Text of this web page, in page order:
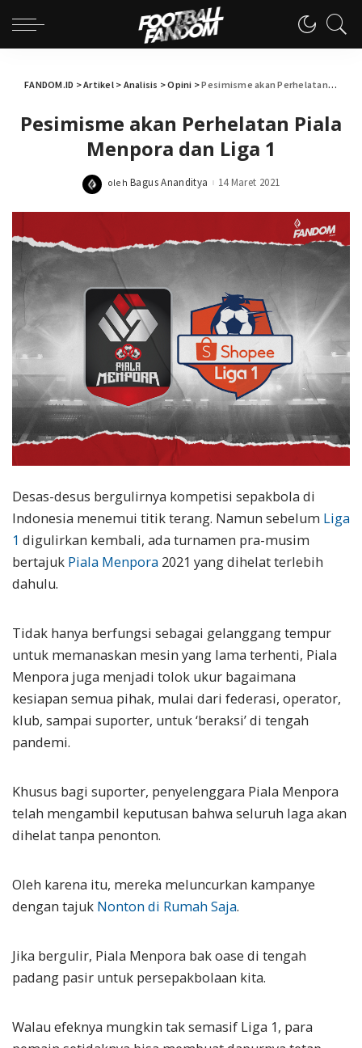
FANDOM.ID >Artikel> Analisis >Opini >Pesimisme akan Perhelatan Piala Menpora dan Liga 1
Pesimisme akan Perhelatan Piala
Menpora dan Liga 1
Posted
oleh Bagus Ananditya 14 Maret 2021
Desas-desus bergulirnya kompetisi sepakbola di
Indonesia menemui titik terang. Namun sebelum Liga
1 digulirkan kembali, ada turnamen pra-musim
bertajuk Piala Menpora 2021 yang dihelat terlebih
dahulu.
Tidak hanya berfungsi sebagai gelanggang tempur
untuk memanaskan mesin yang lama terhenti, Piala
Menpora juga menjadi tolok ukur bagaimana
kesiapan semua pihak, mulai dari federasi, operator,
klub, sampai suporter, untuk ‘beraksi’ di tengah
pandemi.
Khusus bagi suporter, penyelenggara Piala Menpora
telah mengambil keputusan bahwa seluruh laga akan
dihelat tanpa penonton.
Oleh karena itu, mereka meluncurkan kampanye
dengan tajuk Nonton di Rumah Saja.
Jika bergulir, Piala Menpora bak oase di tengah
padang pasir untuk persepakbolaan kita.
Walau efeknya mungkin tak semasif Liga 1, para